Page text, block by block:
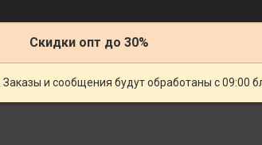
Скидки опт до 30%
и сообщения будут обработаны с 09:00